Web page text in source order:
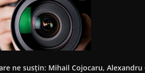
ne susțin: Mihail Cojocaru, Alexandru